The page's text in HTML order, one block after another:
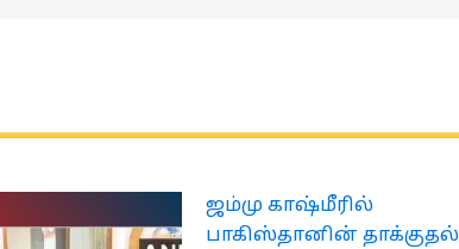
ஜம்மு காஷ்மீரில்
பாகிஸ்தானின் தாக்குதல்